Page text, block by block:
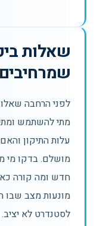
שאלות
שמרחיבים
לפני הרחבה
מתי להשתמש
עלות התיקון
מושלם. בדקו מי
חדש ומה קורה
מונעות מצב שבו
לסטנדרט לא יציב.